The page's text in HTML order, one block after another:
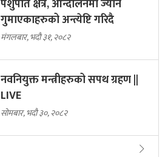
पशुपति क्षेत्र, आन्दोलनमा ज्यान
गुमाएकाहरुको अन्त्येष्टि गरिदै
मंगलबार, भदौ ३१, २०८२
नवनियुक्त मन्त्रीहरुको सपथ ग्रहण ||
LIVE
सोमबार, भदौ ३०, २०८२